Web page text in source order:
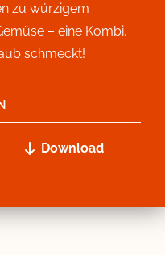
zu würzigem
– eine Kombi,
schmeckt!
Download